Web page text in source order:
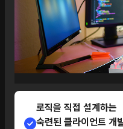
로직을 직접 설계하는
숙련된 클라이언트 개